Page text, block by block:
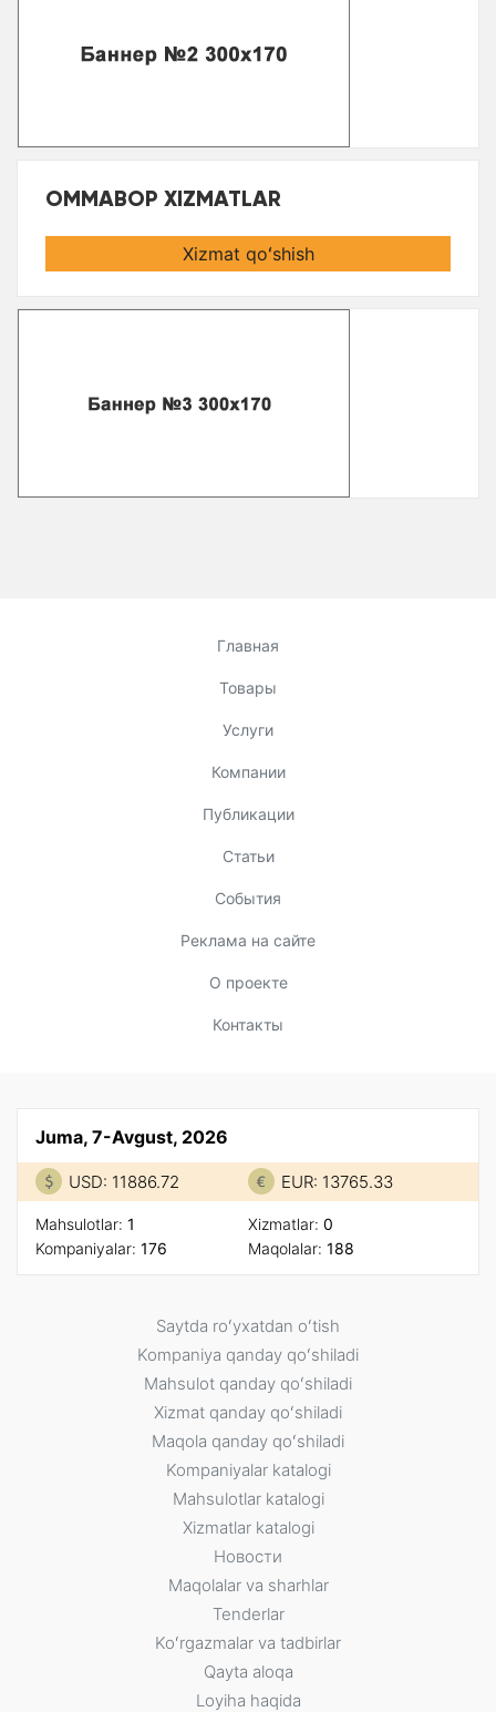
OMMABOP XIZMATLAR
Xizmat qoʻshish
Главная
Товары
Услуги
Компании
Публикации
Статьи
События
Реклама на сайте
О проекте
Контакты
Juma, 7-Avgust, 2026
USD: 11886.72 EUR: 13765.33
Mahsulotlar: 1
Kompaniyalar: 176
Xizmatlar: 0
Maqolalar: 188
Saytda roʻyxatdan oʻtish
Kompaniya qanday qoʻshiladi
Mahsulot qanday qoʻshiladi
Xizmat qanday qoʻshiladi
Maqola qanday qoʻshiladi
Kompaniyalar katalogi
Mahsulotlar katalogi
Xizmatlar katalogi
Новости
Maqolalar va sharhlar
Tenderlar
Koʻrgazmalar va tadbirlar
Qayta aloqa
Loyiha haqida